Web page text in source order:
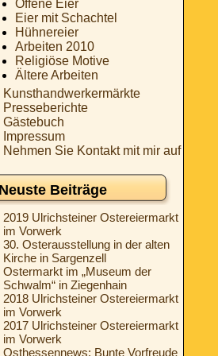
Offene Eier
Eier mit Schachtel
Hühnereier
Arbeiten 2010
Religiöse Motive
Ältere Arbeiten
Kunsthandwerkermärkte
Presseberichte
Gästebuch
Impressum
Nehmen Sie Kontakt mit mir auf
Beiträge
2019 Ulrichsteiner Ostereiermarkt
im Vorwerk
30. Osterausstellung in der alten
Kirche in Sargenzell
Ostermarkt im „Museum der
Schwalm“ in Ziegenhain
2018 Ulrichsteiner Ostereiermarkt
im Vorwerk
2017 Ulrichsteiner Ostereiermarkt
im Vorwerk
Osthessennews: Bunte Vorfreude